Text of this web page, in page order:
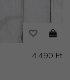
4.490 Ft